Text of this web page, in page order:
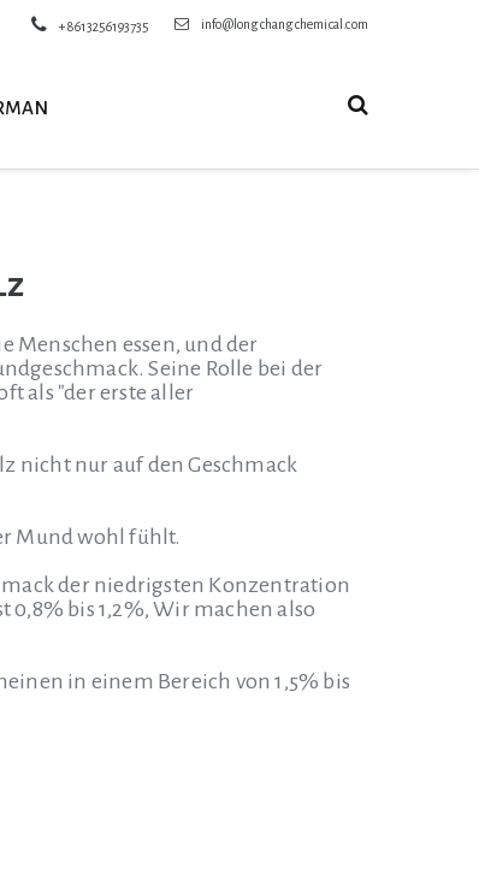
info@longchangchemical.com
+8613256193735
Menschen essen, und der
Seine Rolle bei der
als "der erste aller
nicht nur auf den Geschmack
Mund wohl fühlt.
der niedrigsten Konzentration
0,8% bis 1,2%, Wir machen also
in einem Bereich von 1,5% bis